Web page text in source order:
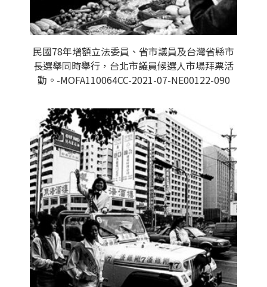
民國78年增額立法委員、省市議員及台灣省縣市
長選舉同時舉行，台北市議員候選人市場拜票活
動。-MOFA110064CC-2021-07-NE00122-090